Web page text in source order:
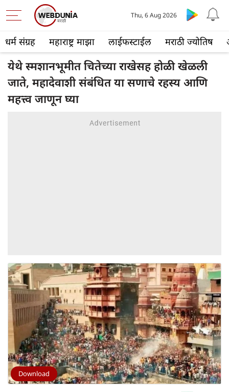
धर्म संग्रह महाराष्ट्र माझा लाईफस्टाईल मराठी ज्योतिष
Thu, 6 Aug 2026
येथे स्मशानभूमीत चितेच्या राखेसह होळी खेळली
जाते, महादेवाशी संबंधित या सणाचे रहस्य आणि
महत्त्व जाणून घ्या
Download